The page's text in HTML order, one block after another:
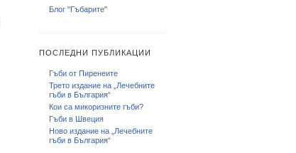
Блог "Гъбарите"
ПОСЛЕДНИ ПУБЛИКАЦИИ
Гъби от Пиренеите
Трето издание на „Лечебните
гъби в България“
Кои са микоризните гъби?
Гъби в Швеция
Ново издание на „Лечебните
гъби в България“